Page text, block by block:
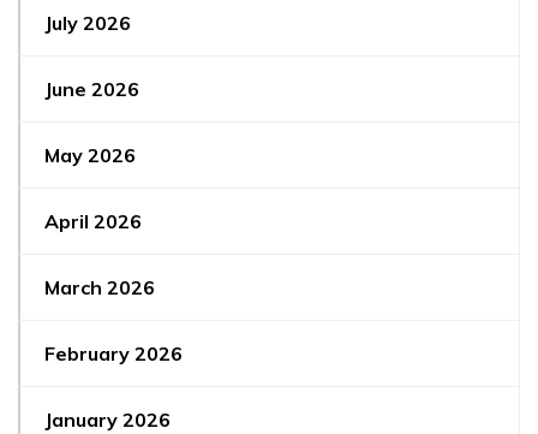
July 2026
June 2026
May 2026
April 2026
March 2026
February 2026
January 2026